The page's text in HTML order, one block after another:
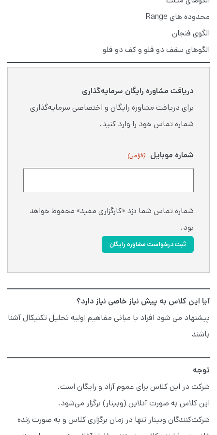
محدوده های Range
الگوی فنجان
الگوهای سقف دو قلو و کف دو قلو
دریافت مشاوره رایگان سرمایه‌گذاری
برای دریافت مشاوره رایگان و اختصاصی سرمایه‌گذاری
شماره تماس خود را وارد کنید.
شماره موبایل (الزامی)
شماره تماس شما نزد «کارگزاری مفید» محفوظ خواهد
بود.
ثبت درخواست مشاوره رایگان
آیا این کلاس به پیش نیاز خاصی نیاز دارد؟
پیشنهاد می شود افراد با مبانی مفاهیم اولیه تحلیل تکنیکال آشنا
باشند
توجه
شرکت در این کلاس برای عموم آزاد و رایگان است.
این کلاس به صورت آنلاین (وبینار) برگزار می‌شود.
شرکت‌کنندگان وبینار تنها در زمان برگزاری کلاس و به صورت زنده